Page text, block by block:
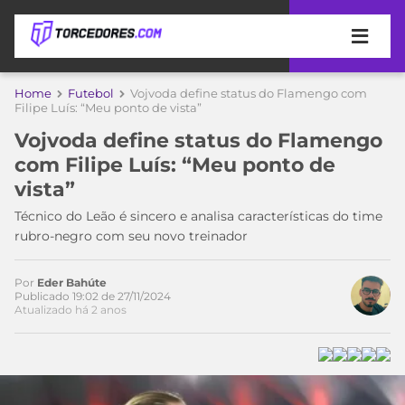
APOSTAS
DE
APOSTA
MELHORES
SITES
DE
APOSTAS
2026
COPA
DO
MUNDO
TIMES
MEU
TIME
CAMPEONATOS
Home Futebol
Vojvoda define status do Flamengo com
Filipe Luís: “Meu ponto de vista”
Vojvoda define status do Flamengo
com Filipe Luís: “Meu ponto de
vista”
Técnico do Leão é sincero e analisa características do time
rubro-negro com seu novo treinador
Por Eder Bahúte
Publicado 19:02 de 27/11/2024
Atualizado há 2 anos